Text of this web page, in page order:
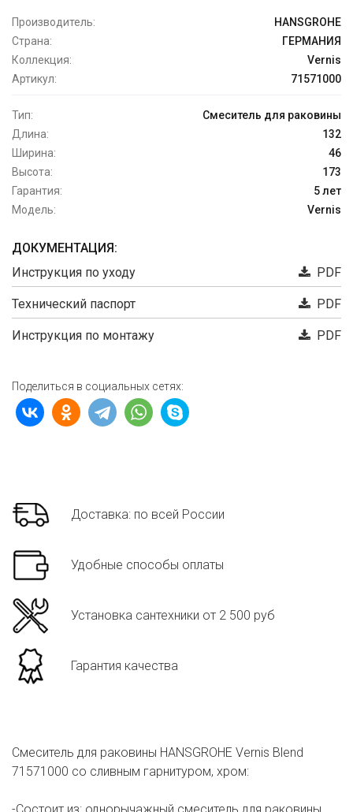
Производитель:
HANSGROHE
Страна:
ГЕРМАНИЯ
Коллекция:
Vernis
Артикул:
71571000
Тип:
Смеситель для раковины
Длина:
132
Ширина:
46
Высота:
173
Гарантия:
5 лет
Модель:
Vernis
ДОКУМЕНТАЦИЯ:
Инструкция по уходу
PDF
Технический паспорт PDF
Инструкция по монтажу PDF
Поделиться в социальных сетях:
Доставка: по всей России
Удобные способы оплаты
Установка сантехники от 2 500 руб
Гарантия качества
Смеситель для раковины HANSGROHE Vernis Blend
71571000 cо сливным гарнитуром, хром: